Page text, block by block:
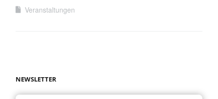
Veranstaltungen
NEWSLETTER